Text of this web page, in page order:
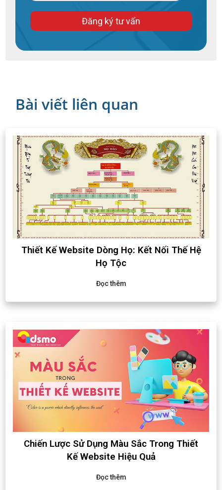
Đăng ký tư vấn
Bài viết liên quan
Thiết Kế Website Dòng Họ: Kết Nối Thế Hệ
Họ Tộc
Đọc thêm
Chiến Lược Sử Dụng Màu Sắc Trong Thiết
Kế Website Hiệu Quả
Đọc thêm